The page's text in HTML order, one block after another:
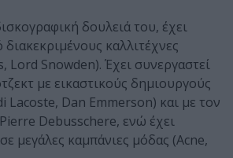
δουλειά του, έχει
καλλιτέχνες
Lord Snowden). Έχει συνεργαστεί
με εικαστικούς δημιουργούς
Lacoste, Dan Emmerson) και με τον
Debusschere, ενώ έχει
μεγάλες καμπάνιες μόδας (Acne,